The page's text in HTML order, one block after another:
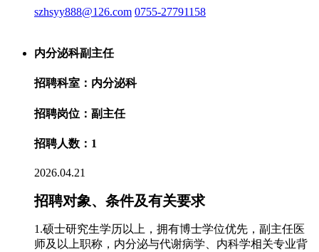
szhsyy888@126.com 0755-27791158
内分泌科副主任
招聘科室：内分泌科
招聘岗位：副主任
招聘人数：1
2026.04.21
招聘对象、条件及有关要求
1.硕士研究生学历以上，拥有博士学位优先，副主任医
师及以上职称，内分泌与代谢病学、内科学相关专业背